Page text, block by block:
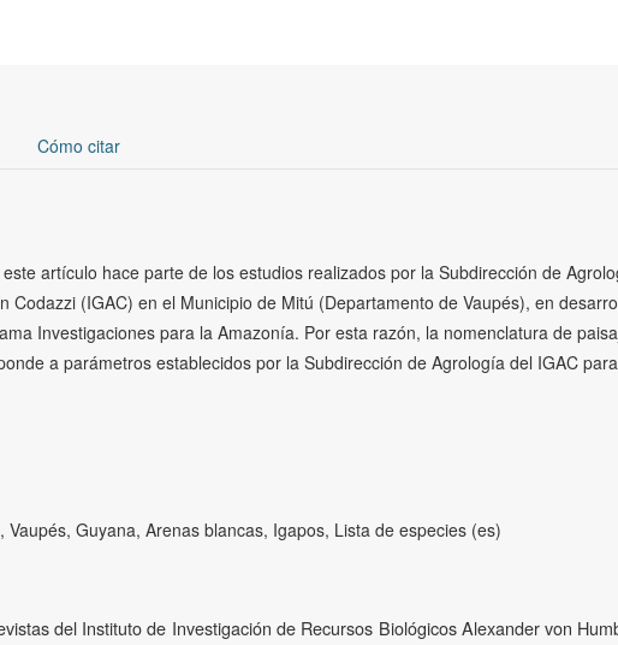
Cómo citar
artículo hace parte de los estudios realizados por la Subdirección de
Codazzi (IGAC) en el Municipio de Mitú (Departamento de Vaupés), en
Investigaciones para la Amazonía. Por esta razón, la nomenclatura de
a parámetros establecidos por la Subdirección de Agrología del IGAC para
Vaupés, Guyana, Arenas blancas, Igapos, Lista de especies (es)
del Instituto de Investigación de Recursos Biológicos Alexander von